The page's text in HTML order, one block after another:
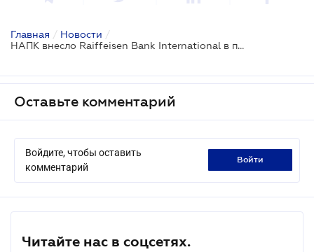
Главная / Новости /
НАПК внесло Raiffeisen Bank International в перечень международных спонсоров войны
Оставьте комментарий
Войдите, чтобы оставить
комментарий
войти
Читайте нас в соцсетях.